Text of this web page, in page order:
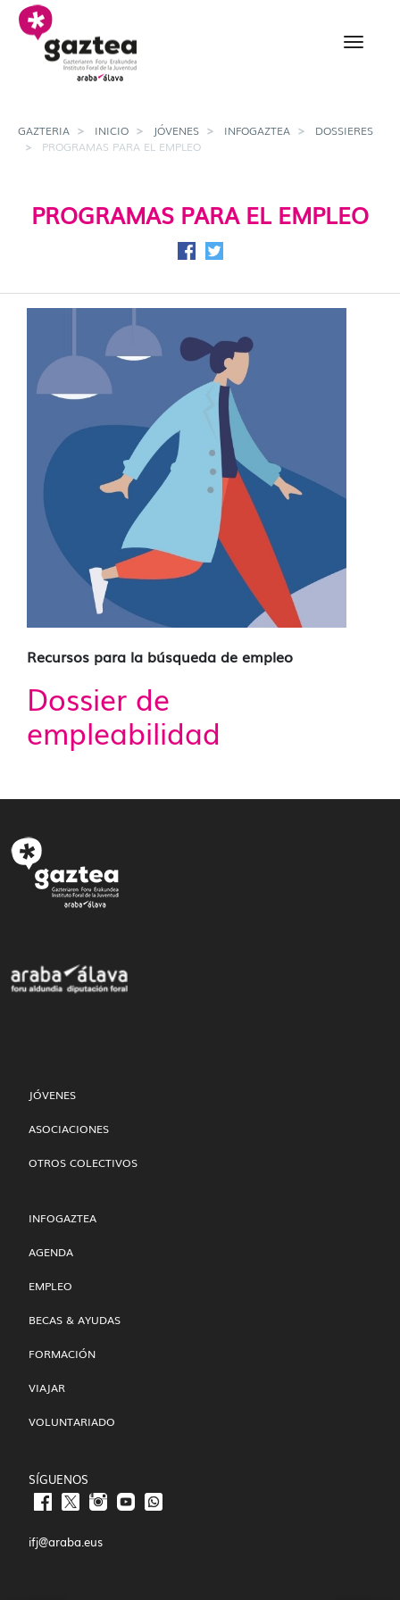
Saltar al contenido principal
Programas para el
GAZTERIA INICIO JÓVENES INFOGAZTEA
DOSSIERES
PROGRAMAS PARA EL EMPLEO
PROGRAMAS PARA EL EMPLEO
Compartir en Facebook
Compartir en Twitter
Recursos para la búsqueda de empleo
Dossier de
empleabilidad
JÓVENES
ASOCIACIONES
OTROS COLECTIVOS
INFOGAZTEA
AGENDA
EMPLEO
BECAS & AYUDAS
FORMACIÓN
VIAJAR
VOLUNTARIADO
SÍGUENOS
ifj@araba.eus